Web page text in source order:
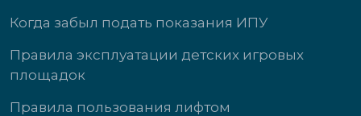
Когда забыл подать показания ИПУ
Правила эксплуатации детских игровых
площадок
Правила пользования лифтом